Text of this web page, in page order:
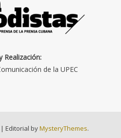
Realización:
de la UPEC
| Editorial byMysteryThemes.